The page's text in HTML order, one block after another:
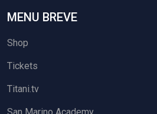
MENU BREVE
Shop
Tickets
Titani.tv